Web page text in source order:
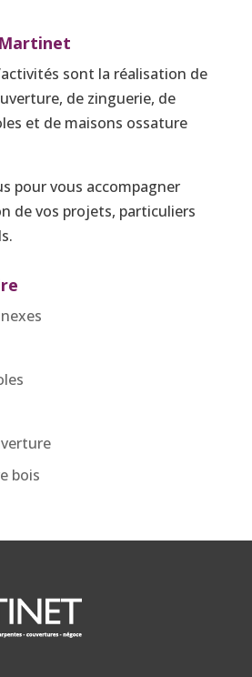
sont la réalisation de
de zinguerie, de
et de maisons ossature
pour vous accompagner
de vos projets, particuliers
bois